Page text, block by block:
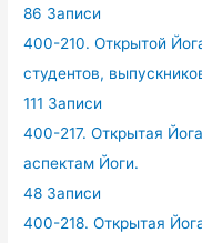
86 Записи
400-210. Открытой
студентов,
111 Записи
400-217. Открытая
аспектам Йоги.
48 Записи
400-218. Открытая